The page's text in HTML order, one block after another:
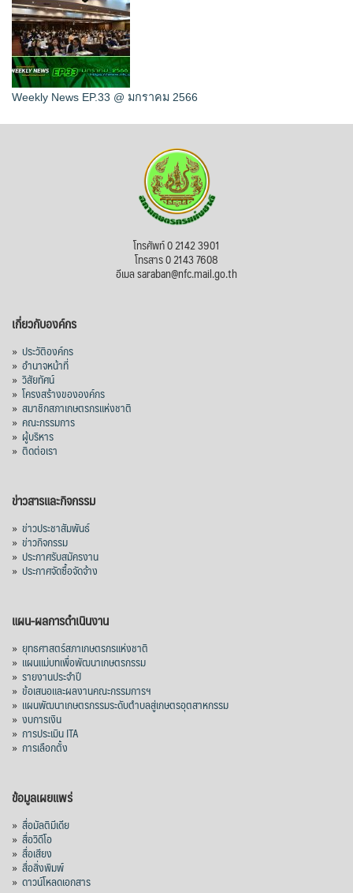
Weekly News EP.33 @ มกราคม 2566
โทรศัพท์ 0 2142 3901
โทรสาร 0 2143 7608
อีเมล saraban@nfc.mail.go.th
เกี่ยวกับองค์กร
» ประวัติองค์กร
» อำนาจหน้าที่
» วิสัยทัศน์
» โครงสร้างขององค์กร
» สมาชิกสภาเกษตรกรแห่งชาติ
» คณะกรรมการ
» ผู้บริหาร
» ติดต่อเรา
ข่าวสารและกิจกรรม
» ข่าวประชาสัมพันธ์
» ข่าวกิจกรรม
» ประกาศรับสมัครงาน
» ประกาศจัดซื้อจัดจ้าง
แผน-ผลการดำเนินงาน
» ยุทธศาสตร์สภาเกษตรกรแห่งชาติ
» แผนแม่บทเพื่อพัฒนาเกษตรกรรม
» รายงานประจำปี
» ข้อเสนอและผลงานคณะกรรมการฯ
» แผนพัฒนาเกษตรกรรมระดับตำบลสู่เกษตรอุตสาหกรรม
» งบการเงิน
» การประเมิน ITA
» การเลือกตั้ง
ข้อมูลเผยแพร่
» สื่อมัลติมีเดีย
» สื่อวิดีโอ
» สื่อเสียง
» สื่อสิ่งพิมพ์
» ดาวน์โหลดเอกสาร